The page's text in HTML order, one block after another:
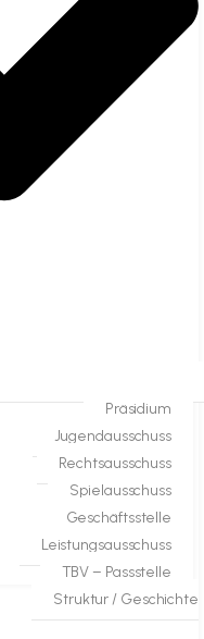
Präsidium
Jugendausschuss
Rechtsausschuss
Spielausschuss
Geschäftsstelle
Leistungsausschuss
TBV – Passstelle
Struktur / Geschichte